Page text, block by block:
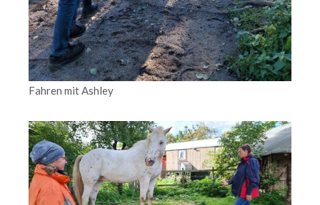
Fahren mit Ashley